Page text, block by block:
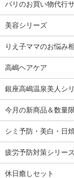
パリのお買い物代行
美容シリーズ
りえ子ママのお悩み
高嶋ヘアケア
銀座高嶋温泉美人シ
今月の新商品＆数量
シミ予防・美白・日
疲労予防対策シリー
休日癒しセット